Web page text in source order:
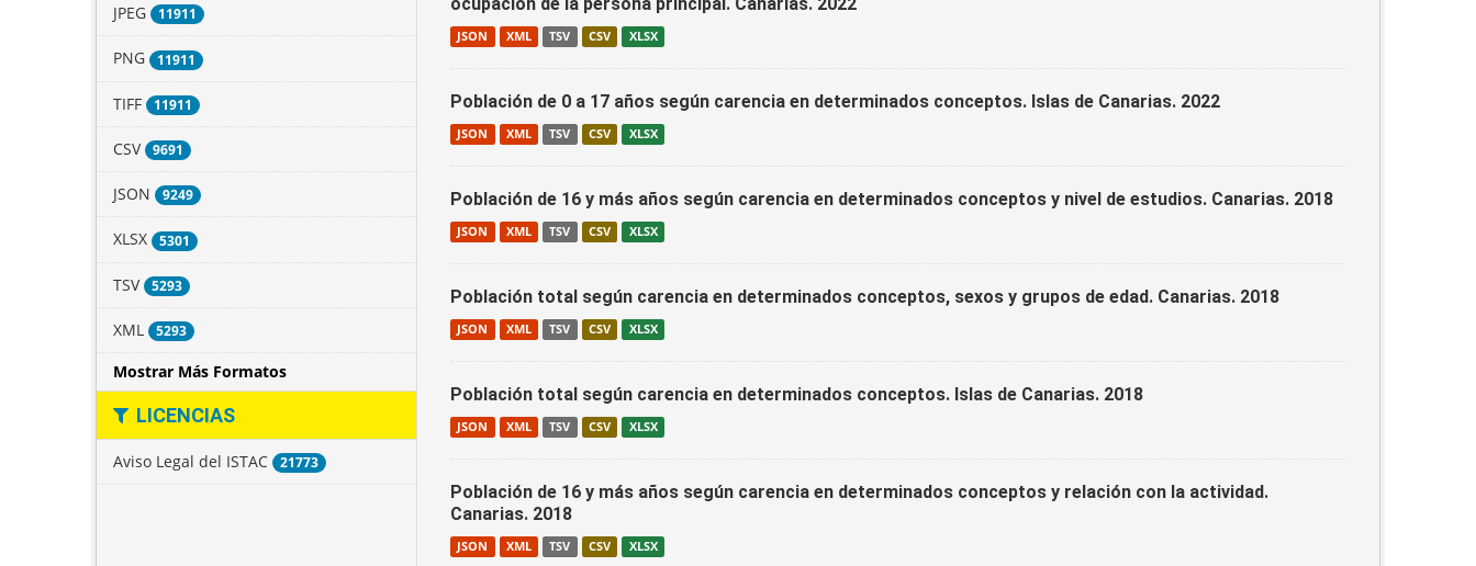
JPEG 11911
PNG 11911
TIFF 11911
CSV 9691
JSON 9249
XLSX 5301
TSV 5293
XML 5293
Mostrar Más Formatos
LICENCIAS
Aviso Legal del ISTAC 21773
JSON XML TSV CSV XLSX
Población de 0 a 17 años según carencia en determinados conceptos. Islas de Canarias. 2022
JSON XML TSV CSV XLSX
Población de 16 y más años según carencia en determinados conceptos y nivel de estudios. Canarias. 2018
JSON XML TSV CSV XLSX
Población total según carencia en determinados conceptos, sexos y grupos de edad. Canarias. 2018
JSON XML TSV CSV XLSX
Población total según carencia en determinados conceptos. Islas de Canarias. 2018
JSON XML TSV CSV XLSX
Población de 16 y más años según carencia en determinados conceptos y relación con la actividad.
Canarias. 2018
JSON XML TSV CSV XLSX